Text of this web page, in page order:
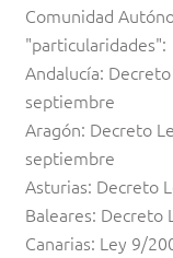
Comunidad
"particularidades":
Andalucía:
septiembre
Aragón: Decreto
septiembre
Asturias: Decreto
Baleares: Decreto
Canarias: Ley 9/